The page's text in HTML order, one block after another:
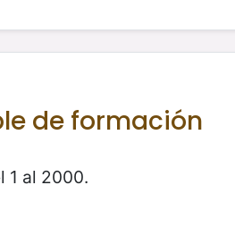
de formación
1 al 2000.